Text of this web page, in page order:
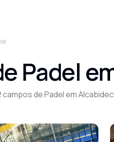
Padel
de Padel em